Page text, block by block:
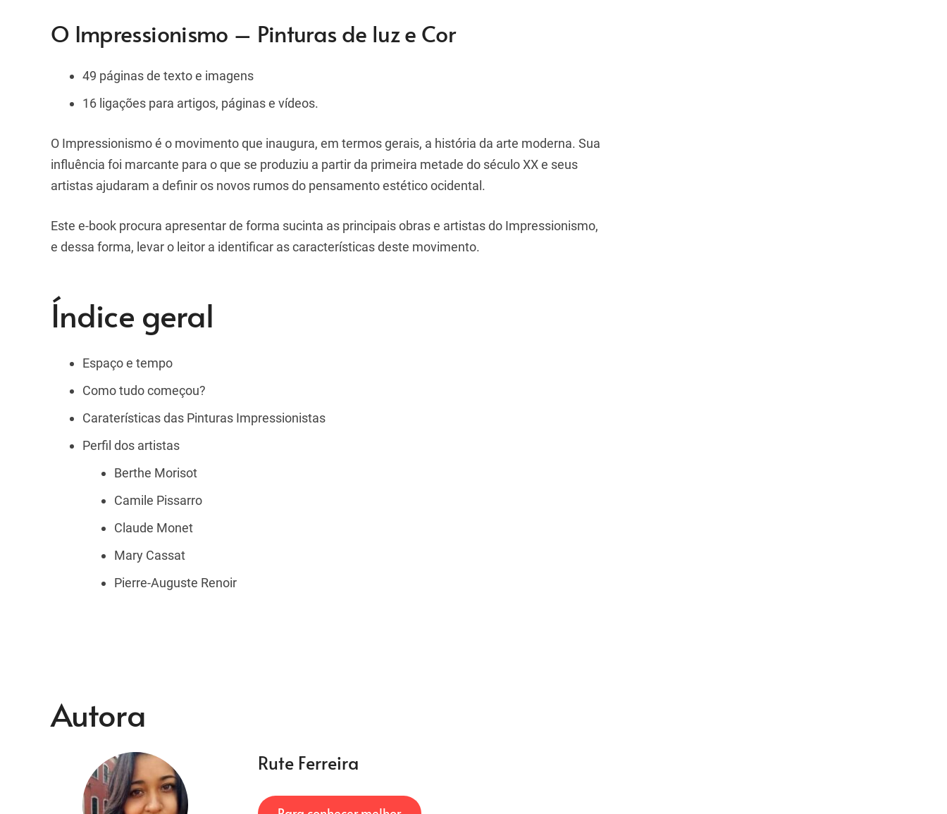
O Impressionismo – Pinturas de luz e Cor
49 páginas de texto e imagens
16 ligações para artigos, páginas e vídeos.
O Impressionismo é o movimento que inaugura, em termos gerais, a história da arte moderna. Sua
influência foi marcante para o que se produziu a partir da primeira metade do século XX e seus
artistas ajudaram a definir os novos rumos do pensamento estético ocidental.
Este e-book procura apresentar de forma sucinta as principais obras e artistas do Impressionismo,
e dessa forma, levar o leitor a identificar as características deste movimento.
Índice geral
Espaço e tempo
Como tudo começou?
Caraterísticas das Pinturas Impressionistas
Perfil dos artistas
Berthe Morisot
Camile Pissarro
Claude Monet
Mary Cassat
Pierre-Auguste Renoir
Autora
Rute Ferreira